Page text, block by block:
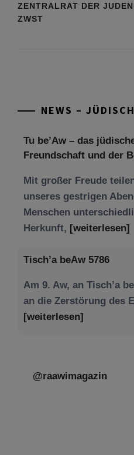
ZENTRALRAT DER
ZWST
NEWS –
Tu be’Aw – das
Freundschaft und der
Mit großer Freude
unseres gestrigen
Menschen
Herkunft, [weiterlesen]
Tisch’a beAw 5786
Am 9. Aw, an Tisch’a
an die Zerstörung des
[weiterlesen]
@raawimagazin